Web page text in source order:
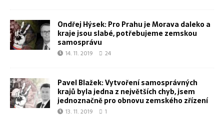
Ondřej Hýsek: Pro Prahu je Morava daleko a
kraje jsou slabé, potřebujeme zemskou
samosprávu
14. 11. 2019 24
Pavel Blažek: Vytvoření samosprávných
krajů byla jedna z největších chyb, jsem
jednoznačně pro obnovu zemského zřízení
13. 11. 2019 1